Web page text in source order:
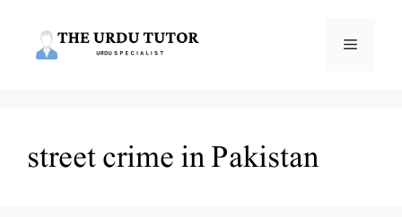
Menu
street crime in Pakistan